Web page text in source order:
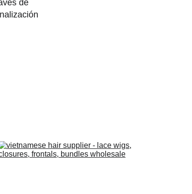
de